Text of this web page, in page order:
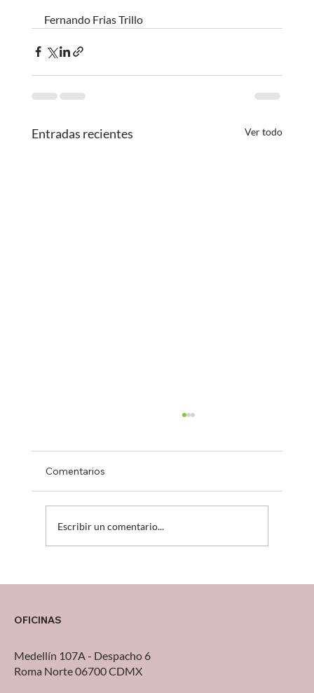
Fernando Frias Trillo
Entradas recientes Ver todo
Comentarios
Escribir un comentario...
Medellín 107A - Despacho 6
Roma Norte 06700 CDMX
OFICINAS